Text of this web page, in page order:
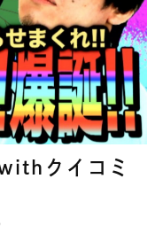
クイコミ